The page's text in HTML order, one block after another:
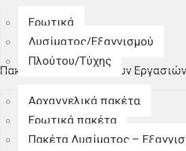
Ερωτικά
Λυσίματος/Εξαγνισμού
Πλούτου/Τύχης
Πακέτα Πνευματιστικών Εργασιών
Αρχαγγελικά πακέτα
Ερωτικά πακέτα
Πακέτα Λυσίματος –